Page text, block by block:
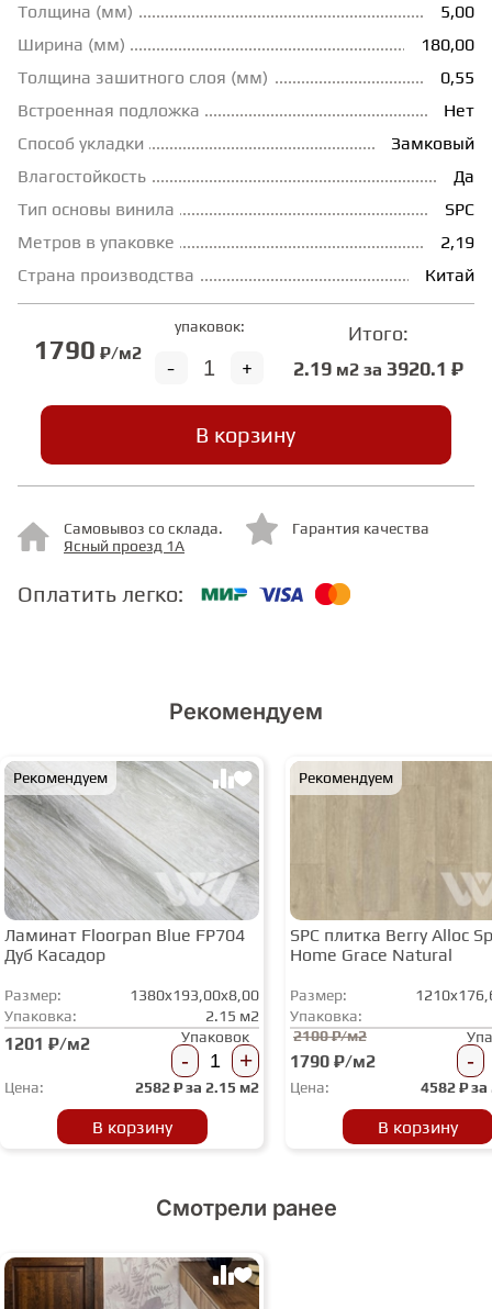
ТЕРМОПАРКЕТ
ЭКОМАССИВ
ИСКУССТВЕННАЯ ТРАВА
ИНЖЕНЕРНЫЙ МОДУЛЬ
СТУПЕНИ
МИНЕРАЛЬНО-КАМЕННЫЙ
ЛАМИНАТ MSPC
ЛАМИНАТ SWF
Толщина (мм)
5,00
Ширина (мм)
180,00
Толщина зашитного слоя (мм)
0,55
Встроенная подложка
Нет
Способ укладки
Замковый
Влагостойкость
Да
Тип основы винила
SPC
Метров в упаковке
2,19
Страна производства
Китай
1790 ₽/м2
упаковок:
+
-
Итого:
2.19м2 за 3920.1 ₽
В корзину
Самовывоз со склада.
Ясный проезд 1А
Гарантия качества
Оплатить легко:
Рекомендуем
Рекомендуем
Ламинат Floorpan Blue FP704
Дуб Касадор
Размер:
1380x193,00x8,00
Упаковка:
2.15 м2
1201 ₽/м2 Упаковок
- +
Цена: 2582₽ за 2.15 м2
В корзину
Рекомендуем
SPC плитка Berry Alloc
Home Grace Natural
Размер:
Упаковка:
2100 ₽/м2
1790 ₽/м2 -
Цена: 4582₽ за
В корзину
Смотрели ранее